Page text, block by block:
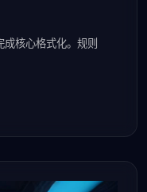
核心格式化。规则